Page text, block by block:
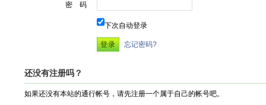
密 码
下次自动登录
忘记密码?
还没有注册吗？
如果还没有本站的通行帐号，请先注册一个属于自己的帐号吧。